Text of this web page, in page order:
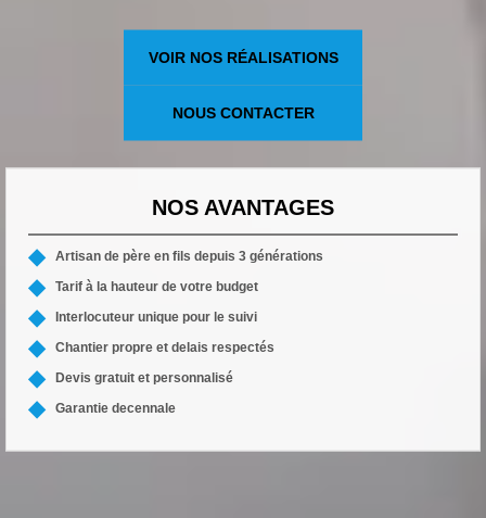
VOIR NOS RÉALISATIONS
NOUS CONTACTER
NOS AVANTAGES
Artisan de père en fils depuis 3 générations
Tarif à la hauteur de votre budget
Interlocuteur unique pour le suivi
Chantier propre et delais respectés
Devis gratuit et personnalisé
Garantie decennale